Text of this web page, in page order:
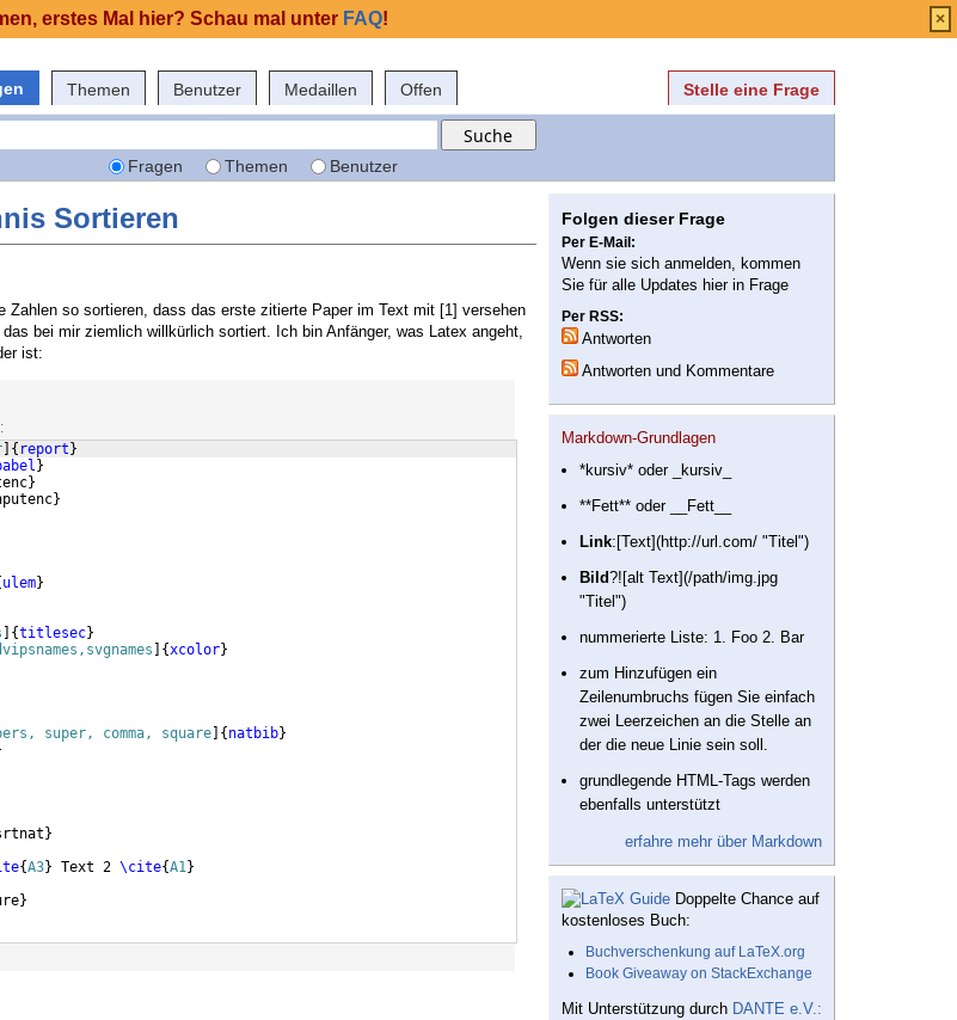
Themen Benutzer Medaillen Offen Stelle eine Frage
Fragen Themen Benutzer
Sortieren
Zahlen so sortieren, dass das erste zitierte Paper im Text mit [1] versehen
bei mir ziemlich willkürlich sortiert. Ich bin Anfänger, was Latex angeht,
ist:
{ report }
}
}
}
ulem}
{titlesec}
{xcolor}
super, comma, square { natbib}
}
{A3} Text 2 \cite{A1}
}
Folgen dieser Frage
Per E-Mail:
Wenn sie sich anmelden, kommen
Sie für alle Updates hier in Frage
Per RSS:
Antworten
Antworten und Kommentare
Markdown-Grundlagen
*kursiv* oder _kursiv_
**Fett** oder __Fett__
Link:[Text](http://url.com/ "Titel")
Bild?![alt Text](/path/img.jpg
"Titel")
nummerierte Liste: 1. Foo 2. Bar
zum Hinzufügen ein
Zeilenumbruchs fügen Sie einfach
zwei Leerzeichen an die Stelle an
der die neue Linie sein soll.
grundlegende HTML-Tags werden
ebenfalls unterstützt
erfahre mehr über Markdown
Doppelte Chance auf
kostenloses Buch:
Buchverschenkung auf LaTeX.org
Book Giveaway on StackExchange
Mit Unterstützung durch DANTE e.V.:
erstes Mal hier? Schau mal unter FAQ! ×